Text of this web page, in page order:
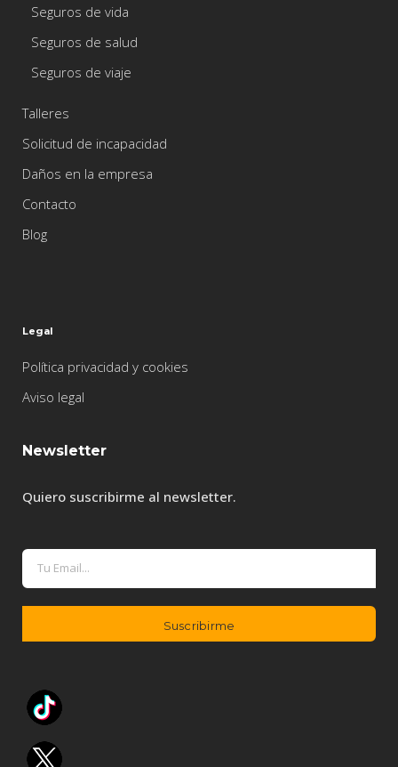
Seguros de vida
Seguros de salud
Seguros de viaje
Talleres
Solicitud de incapacidad
Daños en la empresa
Contacto
Blog
Legal
Política privacidad y cookies
Aviso legal
Newsletter
Quiero suscribirme al newsletter.